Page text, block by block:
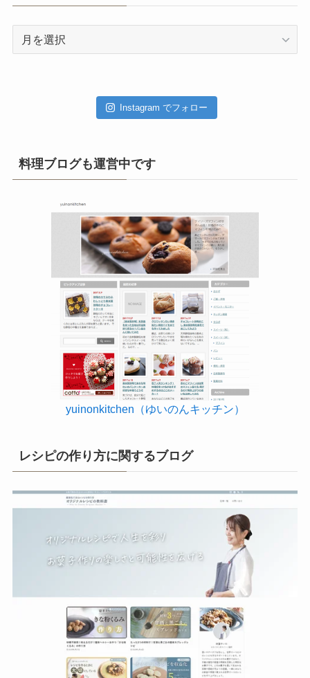
Instagram でフォロー
料理ブログも運営中です
yuinonkitchen（ゆいのんキッチン）
レシピの作り方に関するブログ